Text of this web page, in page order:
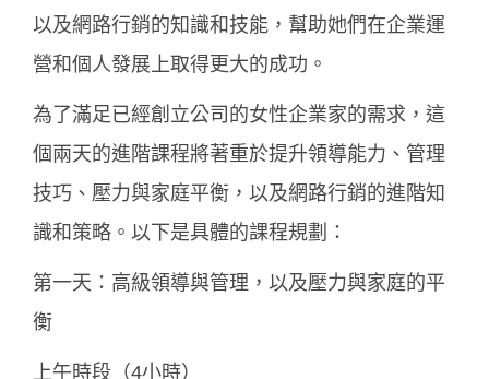
以及網路行銷的知識和技能，幫助她們在企業運
營和個人發展上取得更大的成功。
為了滿足已經創立公司的女性企業家的需求，這
個兩天的進階課程將著重於提升領導能力、管理
技巧、壓力與家庭平衡，以及網路行銷的進階知
識和策略。以下是具體的課程規劃：
第一天：高級領導與管理，以及壓力與家庭的平
衡
上午時段（4小時）